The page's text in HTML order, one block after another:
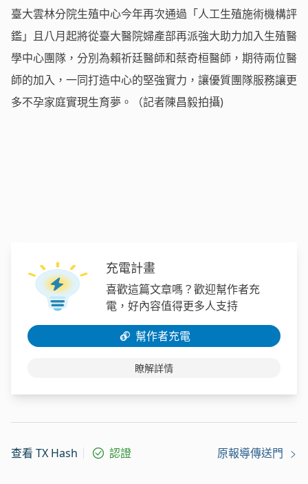
臺大雲林分院生殖中心今年再次通過「人工生殖施術機構評
鑑」且八月起將從臺大醫院婦產部再派強大助力加入生殖醫
學中心團隊，分別為賴祈廷醫師和蔡奇桓醫師，期待兩位醫
師的加入，一同打造中心的堅強實力，讓優質團隊服務讓更
多不孕家庭實現生育夢。（記者陳昌毅拍攝)
充電計畫
喜歡這篇文章嗎？歡迎幫作者充
電，好內容值得更多人支持
幫作者充電
瞭解詳情
查看 TX Hash 認證 原報導傳送門